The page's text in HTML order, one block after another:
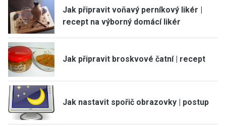
Jak připravit voňavý perníkový likér |
recept na výborný domácí likér
Jak připravit broskvové čatní | recept
Jak nastavit spořič obrazovky | postup